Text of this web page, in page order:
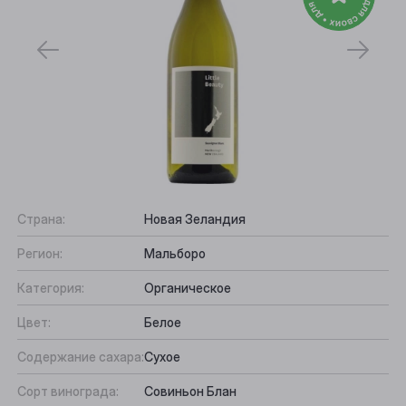
Страна: Новая Зеландия
Регион: Мальборо
Категория: Органическое
Цвет: Белое
Содержание сахара:Сухое
Сорт винограда: Совиньон Блан
Выберите ваш город
Анжеро-Судженск
Барнаул
Белово